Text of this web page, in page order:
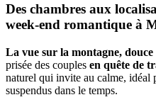
Des chambres aux
week-end romantique à
La vue sur la montagne, douce
prisée des couples en quête de
naturel qui invite au calme, idéal
suspendus dans le temps.